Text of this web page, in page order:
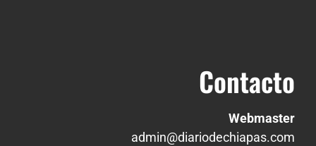
Contacto
Webmaster
admin@diariodechiapas.com